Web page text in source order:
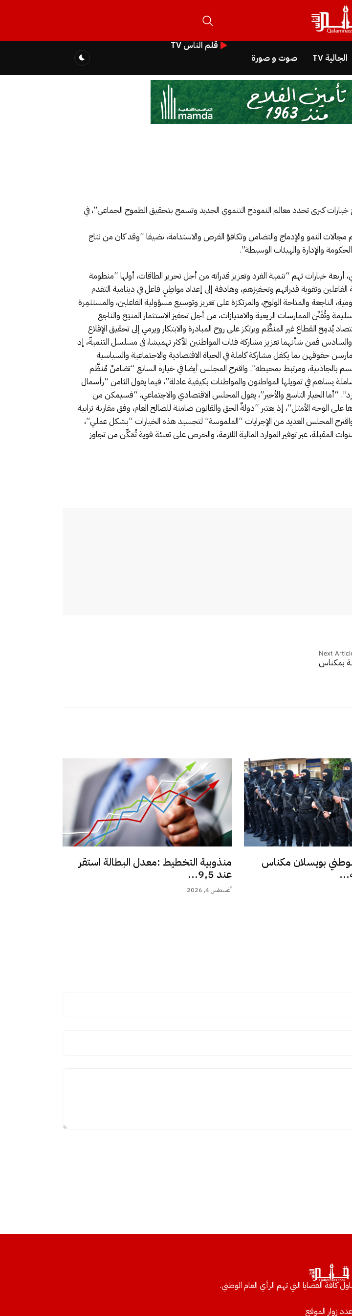
الجالية TV صوت و صورة
قلم الناس TV
كبرى تحدد معالم النموذج التنموي الجديد وتسمح بتحقيق الطموح الجماعي”، في
النمو والإدماج والتضامن وتكافؤ الفرص والاستدامة، نضيفا “وقد كان من نتاج
والإدارة والهيئات الوسيطة”.
خيارات تهم “تنمية الفرد وتعزيز قدراته من أجل تحرير الطاقات، أولها “منظومة
وتقوية قدراتهم وتحفيزهم، وهادفة إلى إعداد مواطِنٍ فاعل في دينامية التقدم
الناجعة والمتاحة الولوج، والمرتكزة على تعزيز وتوسيع مسؤولية الفاعلين، والمستثمِرة
وتُقَنِّن الممارسات الريعية والامتيازات، من أجل تحفيز الاستثمار المنتِج والناجع
يُدمِج القطاع غير المنظَّم ويرتكز على روح المبادرة والابتكار ويرمي إلى تحقيق الإقلاع
فمن شأنهما تعزيز مشاركة فئات المواطنين الأكثر تهميشا، في مسلسل التنميةّ، إذ
حقوقهن بما يكفل مشاركة كاملة في الحياة الاقتصادية والاجتماعية والسياسية
بالجاذبية، ومرتبط بمحيطه”. واقترح المجلس أيضا في خياره السابع “تضامنٌ مُنظَّم
يساهم في تمويلها المواطنون والمواطنات بكيفية عادلة”، فيما يقول الثامن “رأسمال
“أما الخيار التاسع والأخير”، يقول المجلس الاقتصادي والاجتماعي، “فسيمكن من
الوجه الأمثل”، إذ يعتبر “دولةٌ الحق والقانون ضامنة للصالح العام، وفق مقاربة ترابية
المجلس العديد من الإجرايات “الملموسة” لتجسيد هذه الخيارات “بشكل عملي”،
عبر توفير الموارد المالية اللازمة، والحرص على تعبئة قوية تُمَكِّن من تجاوز
Next
بويسلان مكناس منذوبية التخطيط :معدل البطالة استقر
عند 9,5...
أغسطس 4, 2026
كافة القضايا التي تهم الرأي العام الوطني.
عدد زوار الموقع